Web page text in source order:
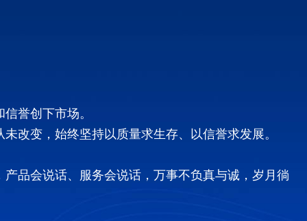
誉创下市场。
改变，始终坚持以质量求生存、以信誉求发展。
品会说话、服务会说话，万事不负真与诚，岁月徜